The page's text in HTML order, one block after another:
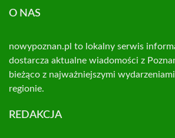
O NAS
nowypoznan.pl to lokalny serwis
dostarcza aktualne wiadomości z
bieżąco z najważniejszymi
regionie.
REDAKCJA